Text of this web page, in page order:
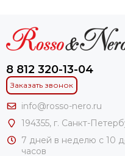
8 812 320-13-04
Заказать звонок
info@rosso-nero.ru
194355, г. Санкт-
7 дней в неделю с 10
часов